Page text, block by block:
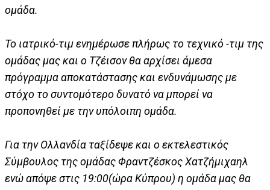
ομάδα.
Το ιατρικό-τιμ ενημέρωσε πλήρως το τεχνικό -τιμ της
ομάδας μας και ο Τζέισον θα αρχίσει άμεσα
πρόγραμμα αποκατάστασης και ενδυνάμωσης με
στόχο το συντομότερο δυνατό να μπορεί να
προπονηθεί με την υπόλοιπη ομάδα.
Για την Ολλανδία ταξίδεψε και ο εκτελεστικός
Σύμβουλος της ομάδας Φραντζέσκος Χατζήμιχαηλ
ενώ απόψε στις 19:00(ώρα Κύπρου) η ομάδα μας θα